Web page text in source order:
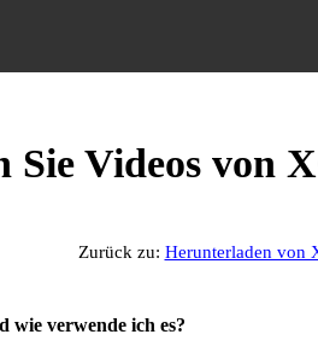
Sie Videos von
Zurück zu: Herunterladen von
wie verwende ich es?